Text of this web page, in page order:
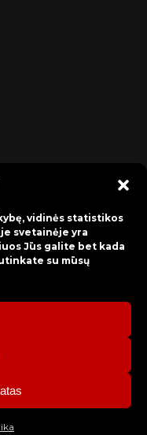
vidinės statistikos
svetainėje yra
Jūs galite bet kada
su mūsų
centras